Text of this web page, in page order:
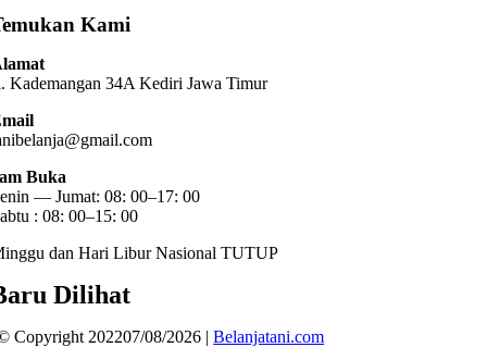
Kami
Kademangan 34A Kediri Jawa Timur
Buka
— Jumat: 08: 00–17: 00
: 08: 00–15: 00
dan Hari Libur Nasional TUTUP
Dilihat
Copyright 202207/08/2026 |Belanjatani.com